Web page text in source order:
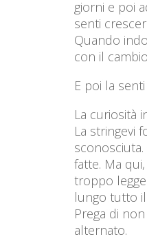
giorni e poi
senti
Quando
con il
E poi la
La curiosità
La stringevi
fatte. Ma
troppo
lungo tutto
Prega di
alternato.